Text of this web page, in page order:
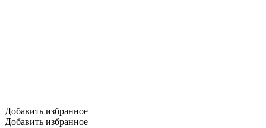
Добавить избранное
Добавить избранное